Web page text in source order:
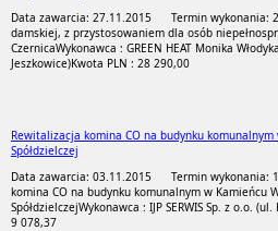
Data zawarcia: 27.11.2015 Termin wykonania:
damskiej, z przystosowaniem dla osób
CzernicaWykonawca : GREEN HEAT Monika
Jeszkowice)Kwota PLN : 28 290,00
Rewitalizacja komina CO na budynku komunalnym
Spółdzielczej
Data zawarcia: 03.11.2015 Termin wykonania:
komina CO na budynku komunalnym w Kamieńcu
SpółdzielczejWykonawca : IJP SERWIS Sp. z o.o.
9 078,37